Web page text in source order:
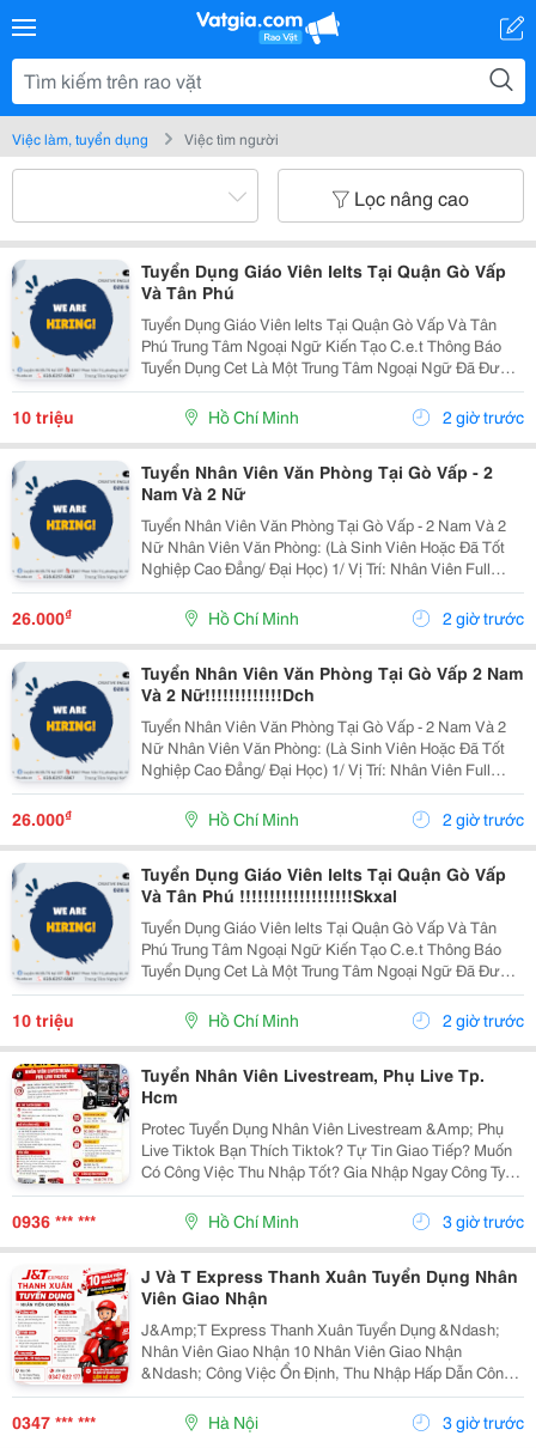
Việc làm, tuyển dụng Việc tìm người
Lọc nâng cao
Tuyển Dụng Giáo Viên Ielts Tại Quận Gò Vấp
Và Tân Phú
Tuyển Dụng Giáo Viên Ielts Tại Quận Gò Vấp Và Tân
Phú Trung Tâm Ngoại Ngữ Kiến Tạo C.e.t Thông Báo
Tuyển Dụng Cet Là Một Trung Tâm Ngoại Ngữ Đã Được
Thành Lập 16 Năm Chuyên Về Chương Trình Anh Văn
Học Thuật Ielts &Ndash; Toefl Ibt. Trung Tâm...
10 triệu Hồ Chí Minh 2 giờ trước
Tuyển Nhân Viên Văn Phòng Tại Gò Vấp - 2
Nam Và 2 Nữ
Tuyển Nhân Viên Văn Phòng Tại Gò Vấp - 2 Nam Và 2
Nữ Nhân Viên Văn Phòng: (Là Sinh Viên Hoặc Đã Tốt
Nghiệp Cao Đẳng/ Đại Học) 1/ Vị Trí: Nhân Viên Full
Time (2 Nam 2 Nữ) Ca Làm: 13:00 Đến 21:00 (1 Tháng
Được Nghỉ Phép 1 Ngày, Và Hưởng Các Ngày...
26.000₫ Hồ Chí Minh 2 giờ trước
Tuyển Nhân Viên Văn Phòng Tại Gò Vấp 2 Nam
Và 2 Nữ!!!!!!!!!!!!!Dch
Tuyển Nhân Viên Văn Phòng Tại Gò Vấp - 2 Nam Và 2
Nữ Nhân Viên Văn Phòng: (Là Sinh Viên Hoặc Đã Tốt
Nghiệp Cao Đẳng/ Đại Học) 1/ Vị Trí: Nhân Viên Full
Time (2 Nam 2 Nữ) Ca Làm: 13:00 Đến 21:00 (1 Tháng
Được Nghỉ Phép 1 Ngày, Và Hưởng Các Ngày...
26.000₫ Hồ Chí Minh 2 giờ trước
Tuyển Dụng Giáo Viên Ielts Tại Quận Gò Vấp
Và Tân Phú !!!!!!!!!!!!!!!!!!!Skxal
Tuyển Dụng Giáo Viên Ielts Tại Quận Gò Vấp Và Tân
Phú Trung Tâm Ngoại Ngữ Kiến Tạo C.e.t Thông Báo
Tuyển Dụng Cet Là Một Trung Tâm Ngoại Ngữ Đã Được
Thành Lập 16 Năm Chuyên Về Chương Trình Anh Văn
Học Thuật Ielts &Ndash; Toefl Ibt. Trung Tâm...
10 triệu Hồ Chí Minh 2 giờ trước
Tuyển Nhân Viên Livestream, Phụ Live Tp.
Hcm
Protec Tuyển Dụng Nhân Viên Livestream &Amp; Phụ
Live Tiktok Bạn Thích Tiktok? Tự Tin Giao Tiếp? Muốn
Có Công Việc Thu Nhập Tốt? Gia Nhập Ngay Công Ty
Tnhh Tm Dv Protec &Ndash; Chuyên Cung Cấp Máy Pha
Cà Phê Và Thiết Bị Ngành Cà Phê. Vị Trí...
0936 *** *** Hồ Chí Minh 3 giờ trước
J Và T Express Thanh Xuân Tuyển Dụng Nhân
Viên Giao Nhận
J&Amp;T Express Thanh Xuân Tuyển Dụng &Ndash;
Nhân Viên Giao Nhận 10 Nhân Viên Giao Nhận
&Ndash; Công Việc Ổn Định, Thu Nhập Hấp Dẫn Công
Việc: &Bull; Giao &Ndash; Nhận Hàng Trong Khu Vực
Quanh Bưu Cục, Bán Kính Khoảng 5Km &Bull; Tuyến
Đường...
0347 *** *** Hà Nội 3 giờ trước